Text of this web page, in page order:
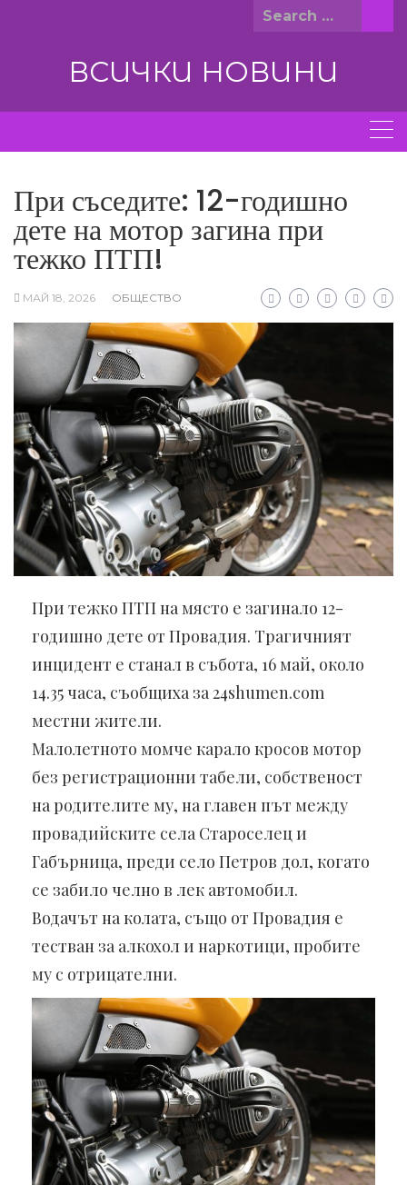
Search
ВСИЧКИ НОВИНИ
При съседите: 12-годишно
дете на мотор загина при
тежко ПТП!
МАЙ 18, 2026 ОБЩЕСТВО
При тежко ПТП на място е загинало 12-
годишно дете от Провадия. Трагичният
инцидент е станал в събота, 16 май, около
14.35 часа, съобщиха за 24shumen.com
местни жители.
Малолетното момче карало кросов мотор
без регистрационни табели, собственост
на родителите му, на главен път между
провадийските села Староселец и
Габърница, преди село Петров дол, когато
се забило челно в лек автомобил.
Водачът на колата, също от Провадия е
тестван за алкохол и наркотици, пробите
му с отрицателни.